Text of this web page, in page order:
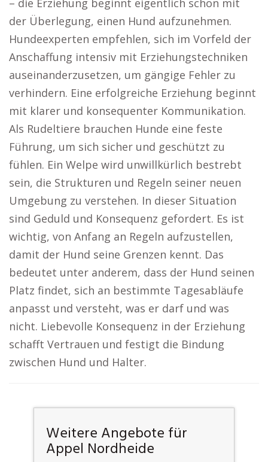
– die Erziehung beginnt eigentlich schon mit
der Überlegung, einen Hund aufzunehmen.
Hundeexperten empfehlen, sich im Vorfeld der
Anschaffung intensiv mit Erziehungstechniken
auseinanderzusetzen, um gängige Fehler zu
verhindern. Eine erfolgreiche Erziehung beginnt
mit klarer und konsequenter Kommunikation.
Als Rudeltiere brauchen Hunde eine feste
Führung, um sich sicher und geschützt zu
fühlen. Ein Welpe wird unwillkürlich bestrebt
sein, die Strukturen und Regeln seiner neuen
Umgebung zu verstehen. In dieser Situation
sind Geduld und Konsequenz gefordert. Es ist
wichtig, von Anfang an Regeln aufzustellen,
damit der Hund seine Grenzen kennt. Das
bedeutet unter anderem, dass der Hund seinen
Platz findet, sich an bestimmte Tagesabläufe
anpasst und versteht, was er darf und was
nicht. Liebevolle Konsequenz in der Erziehung
schafft Vertrauen und festigt die Bindung
zwischen Hund und Halter.
Weitere Angebote für
Appel Nordheide